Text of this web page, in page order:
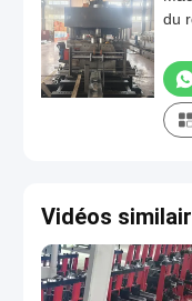
du
en
Vidéos